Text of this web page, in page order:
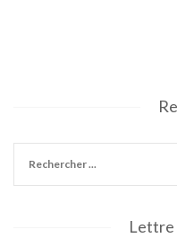
Lettre